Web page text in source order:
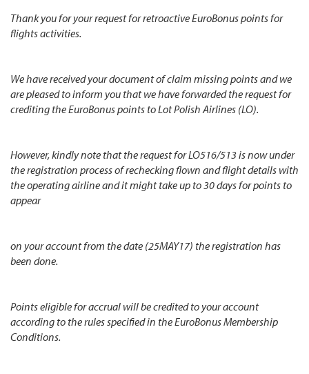
Thank you for your request for retroactive EuroBonus points for
flights activities.
We have received your document of claim missing points and we
are pleased to inform you that we have forwarded the request for
crediting the EuroBonus points to Lot Polish Airlines (LO).
However, kindly note that the request for LO516/513 is now under
the registration process of rechecking flown and flight details with
the operating airline and it might take up to 30 days for points to
appear
on your account from the date (25MAY17) the registration has
been done.
Points eligible for accrual will be credited to your account
according to the rules specified in the EuroBonus Membership
Conditions.